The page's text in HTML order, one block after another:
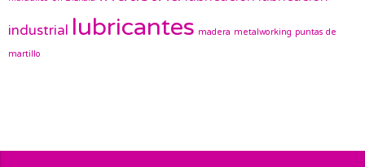
industrial lubricantes madera metalworking puntas de
martillo